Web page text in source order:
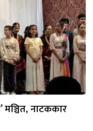
नाटककार